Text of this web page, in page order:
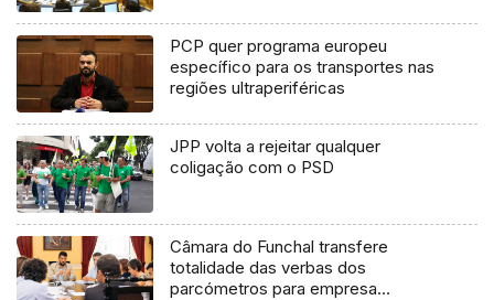
PCP quer programa europeu
específico para os transportes nas
regiões ultraperiféricas
JPP volta a rejeitar qualquer
coligação com o PSD
Câmara do Funchal transfere
totalidade das verbas dos
parcómetros para empresa